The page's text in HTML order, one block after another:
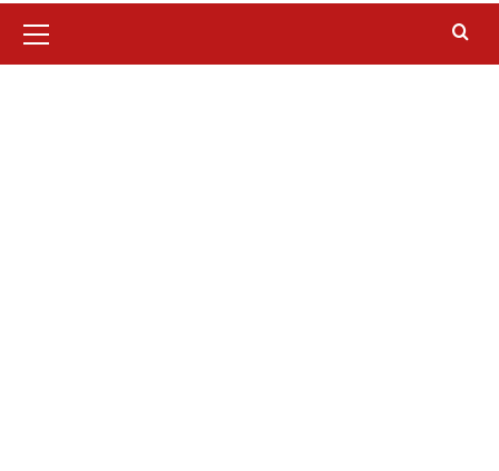
principale